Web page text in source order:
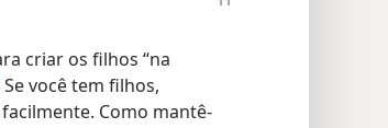
criar os filhos “na
Se você tem filhos,
Como mantê-